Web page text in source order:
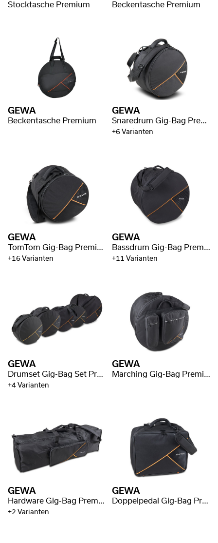
Stocktasche Premium Beckentasche Premium
GEWA
Beckentasche Premium
GEWA
Snaredrum Gig-Bag Premium
+6 Varianten
GEWA
TomTom Gig-Bag Premium
+16 Varianten
GEWA
Bassdrum Gig-Bag Premium
+11 Varianten
GEWA
Drumset Gig-Bag Set Premium
+4 Varianten
GEWA
Marching Gig-Bag Premium
GEWA
Hardware Gig-Bag Premium
+2 Varianten
GEWA
Doppelpedal Gig-Bag Premium